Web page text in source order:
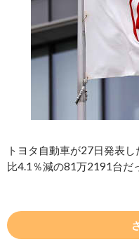
トヨタ自動車が27日発表
比4.1％減の81万2191台